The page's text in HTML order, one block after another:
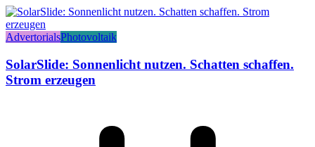
AdvertorialsPhotovoltaik
SolarSlide: Sonnenlicht nutzen. Schatten schaffen.
Strom erzeugen